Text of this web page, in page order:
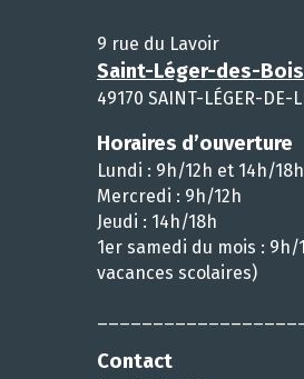
9 rue du Lavoir
Saint-Léger-des-Bois
49170 SAINT-LÉGER-DE-
Horaires d’ouverture
Lundi : 9h/12h et 14h/18h
Mercredi : 9h/12h
Jeudi : 14h/18h
1er samedi du mois :
vacances scolaires)
Contact